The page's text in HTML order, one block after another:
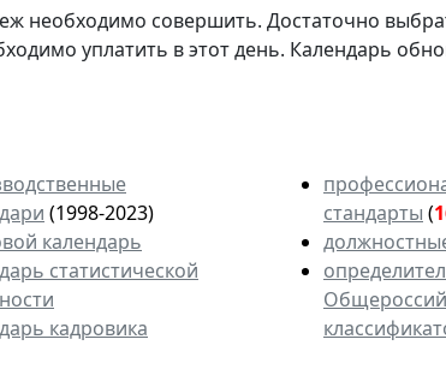
необходимо совершить. Достаточно
уплатить в этот день. Календарь
(1998-2023)
календарь
статистической
кадровика
стандарты (